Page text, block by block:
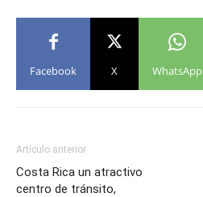
Facebook X WhatsApp
Artículo anterior
Costa Rica un atractivo
centro de tránsito,